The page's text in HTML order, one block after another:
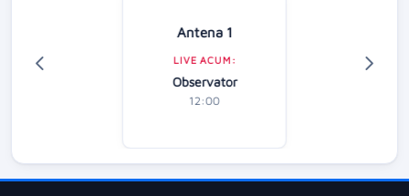
Antena 1
LIVE ACUM:
Observator
12:00